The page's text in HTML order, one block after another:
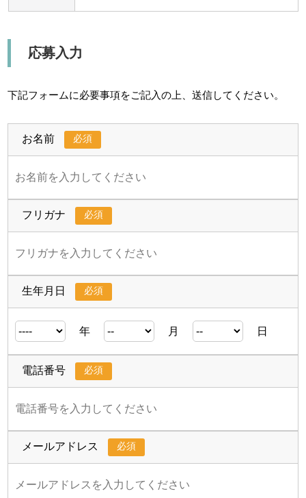
応募入力
下記フォームに必要事項をご記入の上、送信してください。
お名前 必須
フリガナ 必須
生年月日 必須
年 月 日
電話番号 必須
メールアドレス 必須